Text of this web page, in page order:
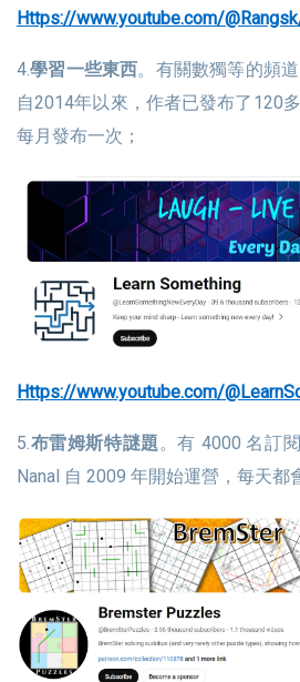
https://www.youtube.com/
4.學習一些東西。有關數獨等的頻
自2014年以來，作者已發布了120
每月發布一次；
https://www.youtube.com/
5.布雷姆斯特謎題。有 4000 名訂
Nanal 自 2009 年開始運營，每天都